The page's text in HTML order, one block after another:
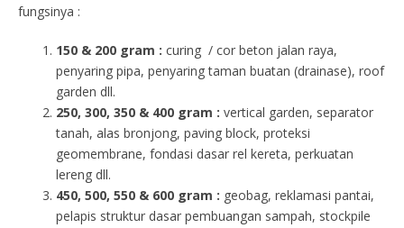
fungsinya :
150 & 200 gram : curing / cor beton jalan raya,
penyaring pipa, penyaring taman buatan (drainase), roof
garden dll.
250, 300, 350 & 400 gram : vertical garden, separator
tanah, alas bronjong, paving block, proteksi
geomembrane, fondasi dasar rel kereta, perkuatan
lereng dll.
450, 500, 550 & 600 gram : geobag, reklamasi pantai,
pelapis struktur dasar pembuangan sampah, stockpile